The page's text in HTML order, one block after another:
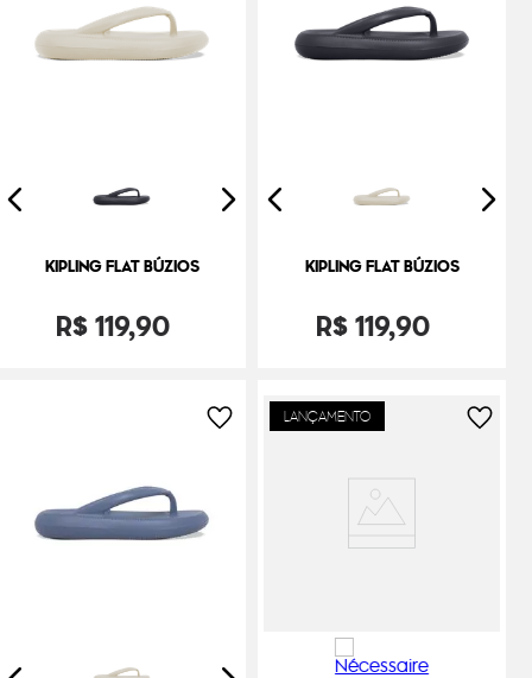
KIPLING FLAT BÚZIOS
R$119,90
KIPLING FLAT BÚZIOS
R$119,90
LANÇAMENTO